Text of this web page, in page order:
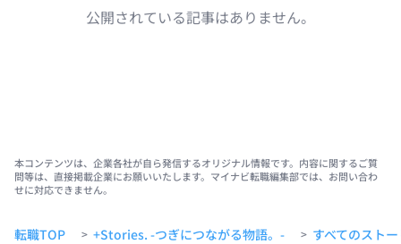
公開されている記事はありません。
本コンテンツは、企業各社が自ら発信するオリジナル情報です。内容に関するご質
問等は、直接掲載企業にお願いいたします。マイナビ転職編集部では、お問い合わ
せに対応できません。
転職TOP > +Stories. -つぎにつながる物語。- > すべてのスト